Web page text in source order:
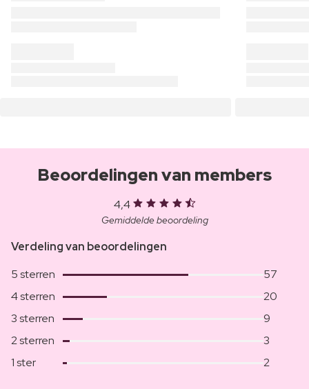
Beoordelingen van members
4,4
Gemiddelde beoordeling
Verdeling van beoordelingen
5 sterren
57
4 sterren
20
3 sterren
9
2 sterren
3
1 ster
2